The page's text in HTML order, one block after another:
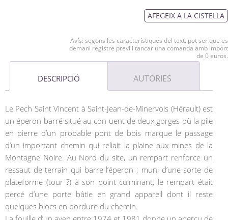
AFEGEIX A LA CISTELLA
Avís: segons les característiques del text, pot ser que es
demani registre previ i tancar una comanda amb import
de 0 euros.
DESCRIPCIÓ AUTORIES
Le Pech Saint Vincent à Saint-Jean-de-Minervois (Hérault) est
un éperon barré situé au con uent de deux gorges où la pile
en pierre d’un probable pont de bois marque le passage
d’un important chemin qui reliait la plaine aux mines de la
Montagne Noire. Au Nord du site, un rempart renforce un
ressaut de terrain qui barre l’éperon ; muni d’une sorte de
plateforme (tour ?) à son point culminant, le rempart était
percé d’une porte bâtie en grand appareil dont il reste
quelques blocs en bordure du chemin.